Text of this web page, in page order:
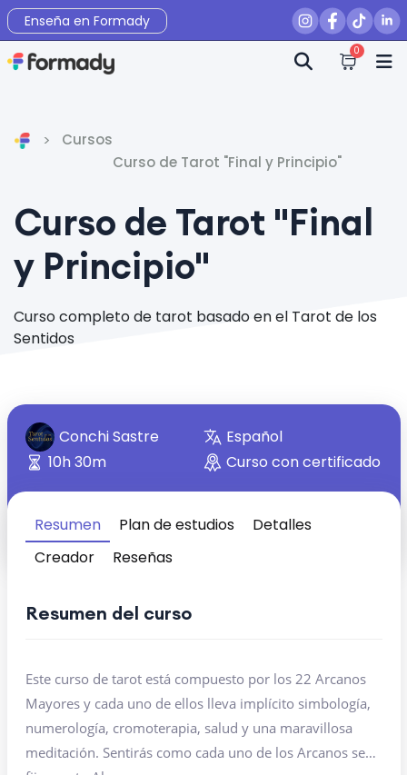
Enseña en Formady
0
Cursos
Curso de Tarot "Final y Principio"
Curso de Tarot "Final
y Principio"
Curso completo de tarot basado en el Tarot de los
Sentidos
Conchi Sastre
Español
10h 30m
Curso con certificado
Resumen Plan de estudios
Detalles
Creador
Reseñas
Resumen del curso
Este curso de tarot está compuesto por los 22 Arcanos
Mayores y cada uno de ellos lleva implícito simbología,
numerología, cromoterapia, salud y una maravillosa
meditación. Sentirás como cada uno de los Arcanos se